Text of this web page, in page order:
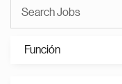
Función